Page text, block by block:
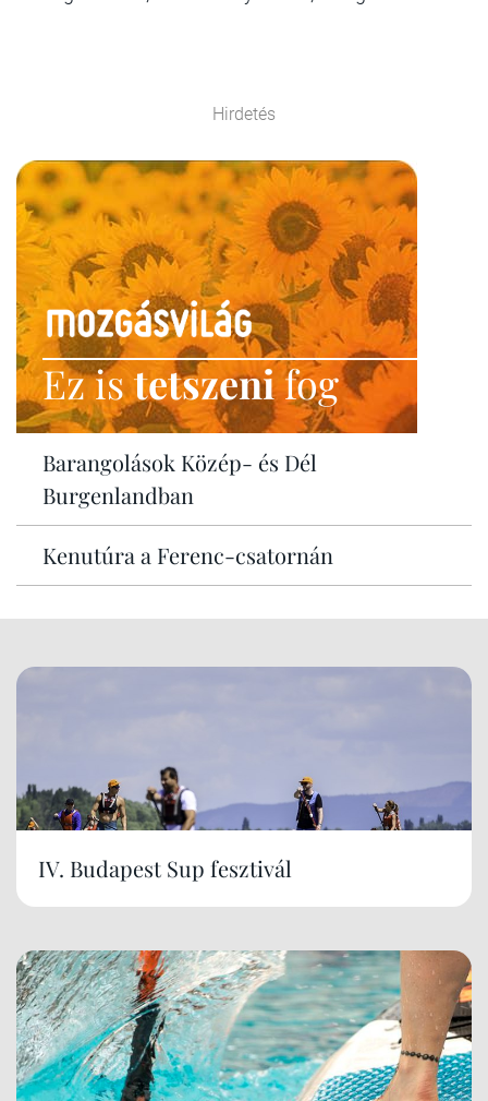
Hirdetés
Ez istetszenifog
Barangolások Közép- és Dél
Burgenlandban
Kenutúra a Ferenc-csatornán
IV. Budapest Sup fesztivál